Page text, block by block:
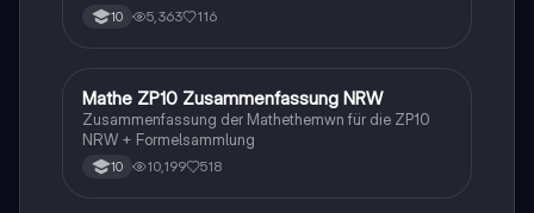
10 5,363 116
Mathe
Mathe ZP10 Zusammenfassung NRW
Zusammenfassung der Mathethemwn für die ZP10
NRW + Formelsammlung
10 10,199 518